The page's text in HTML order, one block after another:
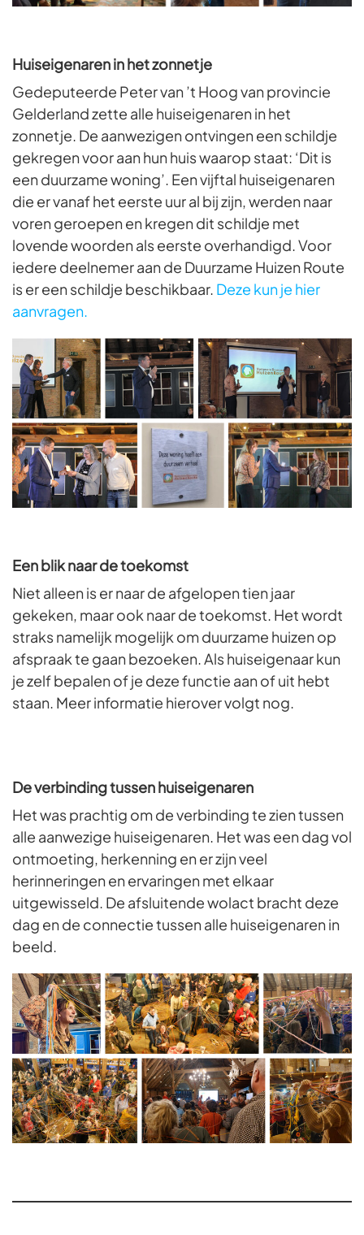
Huiseigenaren in het zonnetje
Gedeputeerde Peter van ’t Hoog van provincie
Gelderland zette alle huiseigenaren in het
zonnetje. De aanwezigen ontvingen een schildje
gekregen voor aan hun huis waarop staat: ‘Dit is
een duurzame woning’. Een vijftal huiseigenaren
die er vanaf het eerste uur al bij zijn, werden naar
voren geroepen en kregen dit schildje met
lovende woorden als eerste overhandigd. Voor
iedere deelnemer aan de Duurzame Huizen Route
is er een schildje beschikbaar. Deze kun je hier
aanvragen.
Een blik naar de toekomst
Niet alleen is er naar de afgelopen tien jaar
gekeken, maar ook naar de toekomst. Het wordt
straks namelijk mogelijk om duurzame huizen op
afspraak te gaan bezoeken. Als huiseigenaar kun
je zelf bepalen of je deze functie aan of uit hebt
staan. Meer informatie hierover volgt nog.
De verbinding tussen huiseigenaren
Het was prachtig om de verbinding te zien tussen
alle aanwezige huiseigenaren. Het was een dag vol
ontmoeting, herkenning en er zijn veel
herinneringen en ervaringen met elkaar
uitgewisseld. De afsluitende wolact bracht deze
dag en de connectie tussen alle huiseigenaren in
beeld.